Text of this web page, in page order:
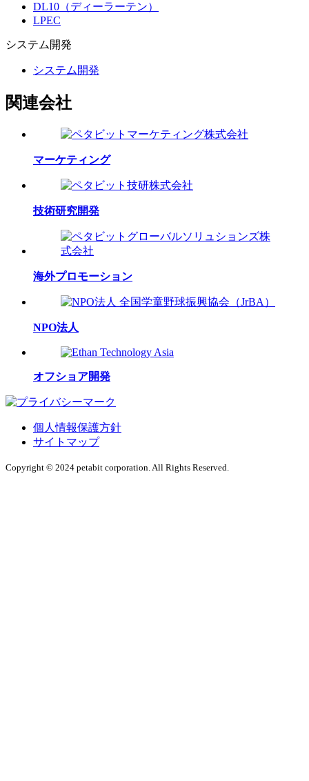
DL10（ディーラーテン）
LPEC
システム開発
システム開発
関連会社
マーケティング
技術研究開発
海外プロモーション
NPO法人
オフショア開発
個人情報保護方針
サイトマップ
Copyright © 2024 petabit corporation. All Rights Reserved.